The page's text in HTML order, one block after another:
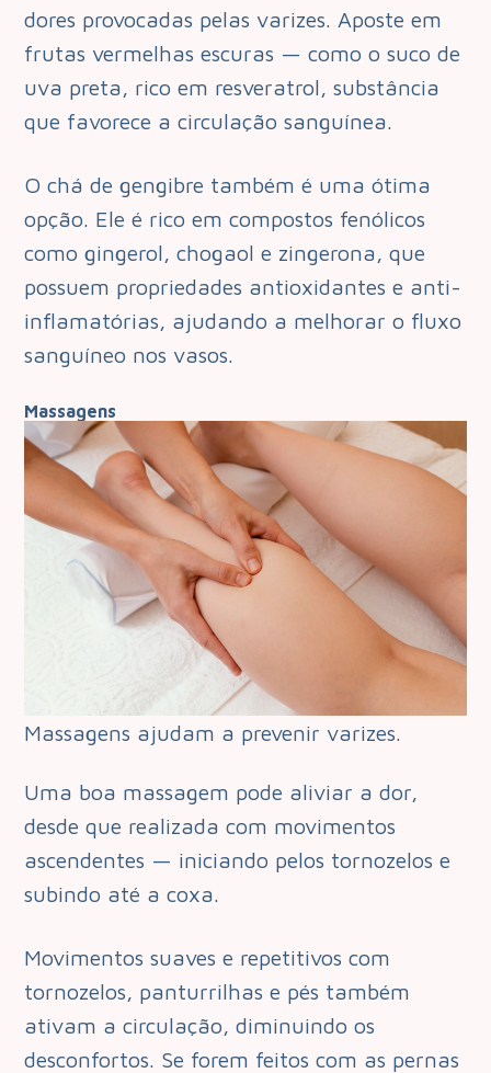
dores provocadas pelas varizes. Aposte em
frutas vermelhas escuras — como o suco de
uva preta, rico em resveratrol, substância
que favorece a circulação sanguínea.
O chá de gengibre também é uma ótima
opção. Ele é rico em compostos fenólicos
como gingerol, chogaol e zingerona, que
possuem propriedades antioxidantes e anti-
inflamatórias, ajudando a melhorar o fluxo
sanguíneo nos vasos.
Massagens
Massagens ajudam a prevenir varizes.
Uma boa massagem pode aliviar a dor,
desde que realizada com movimentos
ascendentes — iniciando pelos tornozelos e
subindo até a coxa.
Movimentos suaves e repetitivos com
tornozelos, panturrilhas e pés também
ativam a circulação, diminuindo os
desconfortos. Se forem feitos com as pernas